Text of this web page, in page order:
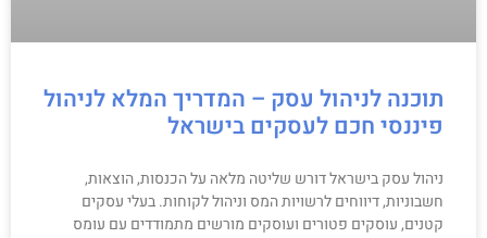
תוכנה לניהול עסק – המדריך המלא לניהול
פיננסי חכם לעסקים בישראל
ניהול עסק בישראל דורש שליטה מלאה על הכנסות, הוצאות,
חשבוניות, דיווחים לרשויות המס וניהול לקוחות. בעלי עסקים
קטנים, עוסקים פטורים ועוסקים מורשים מתמודדים עם עומס